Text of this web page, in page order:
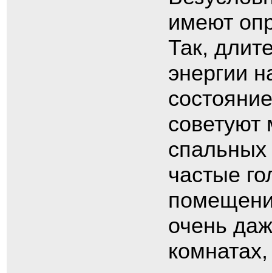
имеют
Так,
энергии
советуют
спальных
частые
очень